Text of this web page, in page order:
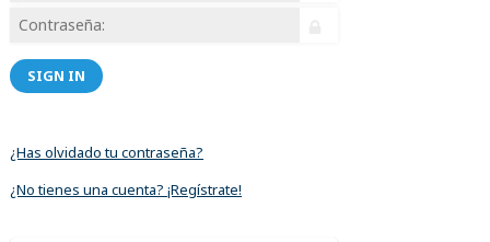
SIGN IN
¿Has olvidado tu contraseña?
¿No tienes una cuenta? ¡Regístrate!